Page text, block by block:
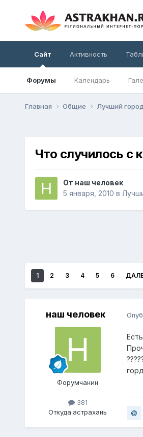
Сайт
Форумы Календарь
Активность
Главная Общие Лучший город
Что случилось с
От наш человек
5 января, 2010 в
1 2 3 4 5 6
наш человек
Форумчанин
381
Откуда:астрахань